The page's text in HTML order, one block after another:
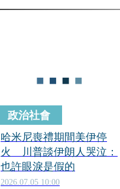
政治社會
哈米尼喪禮期間美伊停
火 川普談伊朗人哭泣：
也許眼淚是假的
2026.07.05 10:00